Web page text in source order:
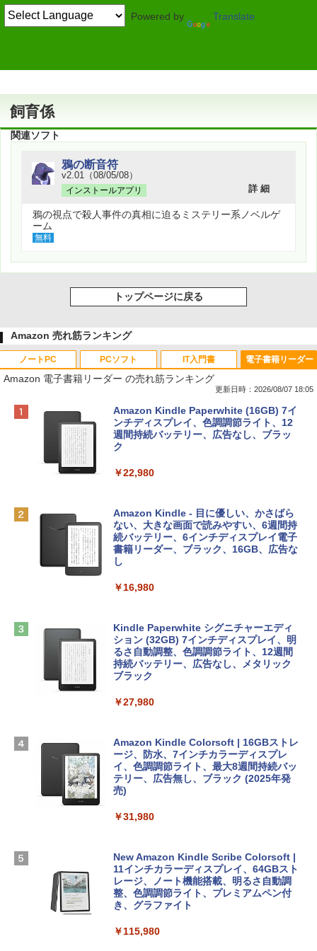
Powered by Translate
飼育係
関連ソフト
鴉の断音符
v2.01（08/05/08）
インストールアプリ
詳 細
鴉の視点で殺人事件の真相に迫るミステリー系ノベルゲ
ーム
無料
トップページに戻る
Amazon 売れ筋ランキング
ノートPC
Apple 2026 MacBook Neo A18 Proチッ
プ搭載13インチノートブック：AIとAppl
e Intelligence、Liquid Retinaディスプ
レイ、8GBメモリ、512GB SSD、1080p
ィゴ + 3年延長 AppleCare+ for 13インチ
￥162,598
tomtoc 360°保護 15.6 16インチ パソコ
ンケース Dell NEC Lavie ASUS HP dyna
Apple 2026 MacBook Air M5チップ搭載
13インチノートブック：AIとApple Intell
igence、13.6インチLiquid Retinaディ
スプレイ、16GBユニファイドメモリ、1
ームカメラ、日本語キーボード、Touch I
￥261,414
【Amazon.co.jp限定】 HP ノートパソコ
ン 15-fd 15.6インチ 16GBメモリ 512GB
FMV ノートパソコン WE1-K3 (MS 365 P
ersonal/Copilotキー搭載/Win 11/15.6型/
Core i5/16GB/SSD 512GB/ホワイト) FM
VWK3E15W_AZ
￥139,880
PCソフト
Robloxギフトカード - 800 Robux 【限
定バーチャルアイテムを含む】 【オンラ
インゲームコード】 ロブロックス | オン
ラインコード版
￥1,300
Microsoft Office Home & Business 202
4(最新 永続版)|オンラインコード版|Wind
ows11、10/mac対応|PC2台
￥39,582
インゲームコード】 ロブロックス | オン
ラインコード版
￥3,200
Robloxギフトカード - 1000 Robux 【限
ラインコード版
￥1,600
ト): Java & Bedrock Edition | オンライ
￥3,600
IT入門書
生成AIパスポート公式テキスト 第４版
￥1,766
出す プロンプトの言葉 AI画像生成シリー
ズ (はぴーイラストLabo)
￥480
ClaudeCode いちばんやさしい 教科書:
にもKindle出版にも！ 非エンジニアのた
めのAIコーディング入門シリーズ
￥99
1冊ですべて身につくHTML & CSSとWe
￥1,292
FM TOWNS ハイパー・カタログ: 本体ハ
ェクトリストと最新エミュレータ紹介
電子書籍リーダー
Amazon 電子書籍リーダー の売れ筋ランキング
更新日時：2026/08/07 18:05
Amazon Kindle Paperwhite (16GB) 7イ
ンチディスプレイ、色調調節ライト、12
週間持続バッテリー、広告なし、ブラッ
ク
￥22,980
Amazon Kindle - 目に優しい、かさばら
ない、大きな画面で読みやすい、6週間持
続バッテリー、6インチディスプレイ電子
書籍リーダー、ブラック、16GB、広告な
し
￥16,980
Kindle Paperwhite シグニチャーエディ
ション (32GB) 7インチディスプレイ、明
るさ自動調整、色調調節ライト、12週間
持続バッテリー、広告なし、メタリック
ブラック
￥27,980
Amazon Kindle Colorsoft | 16GBストレ
ージ、防水、7インチカラーディスプレ
イ、色調調節ライト、最大8週間持続バッ
テリー、広告無し、ブラック (2025年発
売)
￥31,980
New Amazon Kindle Scribe Colorsoft |
11インチカラーディスプレイ、64GBスト
レージ、ノート機能搭載、明るさ自動調
整、色調調節ライト、プレミアムペン付
き、グラファイト
￥115,980